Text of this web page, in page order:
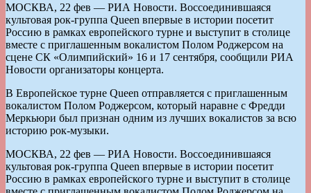
МОСКВА, 22 фев — РИА Новости. Воссоединившаяся
культовая рок-группа Queen впервые в истории посетит
Россию в рамках европейского турне и выступит в столице
вместе с приглашенным вокалистом Полом Роджерсом на
сцене СК «Олимпийский» 16 и 17 сентября, сообщили РИА
Новости организаторы концерта.
В Европейское турне Queen отправляется с приглашенным
вокалистом Полом Роджерсом, который наравне с Фредди
Меркьюри был признан одним из лучших вокалистов за всю
историю рок-музыки.
МОСКВА, 22 фев — РИА Новости. Воссоединившаяся
культовая рок-группа Queen впервые в истории посетит
Россию в рамках европейского турне и выступит в столице